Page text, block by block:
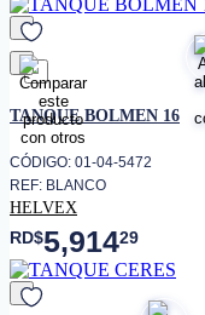
favorito
TANQUE BOLMEN 16
CÓDIGO: 01-04-5472
REF: BLANCO
HELVEX
RD$5,91429